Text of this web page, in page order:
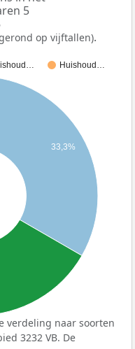
5
op vijftallen).
Huishoud…
33,3%
verdeling naar soorten
3232 VB. De